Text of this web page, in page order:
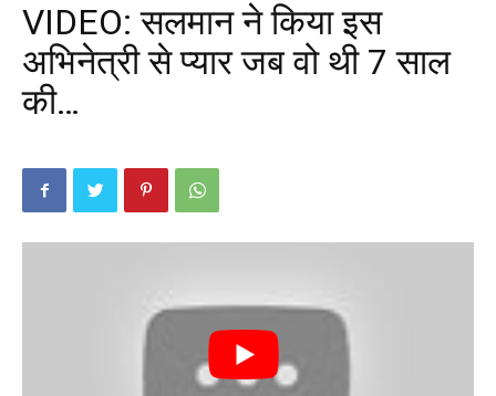
VIDEO: सलमान ने किया इस
अभिनेत्री से प्यार जब वो थी 7 साल
की…